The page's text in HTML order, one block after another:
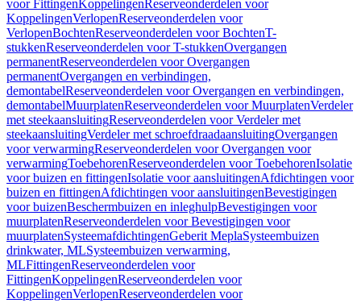
voor FittingenKoppelingenReserveonderdelen voor
KoppelingenVerlopenReserveonderdelen voor
VerlopenBochtenReserveonderdelen voor BochtenT-
stukkenReserveonderdelen voor T-stukkenOvergangen
permanentReserveonderdelen voor Overgangen
permanentOvergangen en verbindingen,
demontabelReserveonderdelen voor Overgangen en verbindingen,
demontabelMuurplatenReserveonderdelen voor MuurplatenVerdeler
met steekaansluitingReserveonderdelen voor Verdeler met
steekaansluitingVerdeler met schroefdraadaansluitingOvergangen
voor verwarmingReserveonderdelen voor Overgangen voor
verwarmingToebehorenReserveonderdelen voor ToebehorenIsolatie
voor buizen en fittingenIsolatie voor aansluitingenAfdichtingen voor
buizen en fittingenAfdichtingen voor aansluitingenBevestigingen
voor buizenBeschermbuizen en inleghulpBevestigingen voor
muurplatenReserveonderdelen voor Bevestigingen voor
muurplatenSysteemafdichtingenGeberit MeplaSysteembuizen
drinkwater, MLSysteembuizen verwarming,
MLFittingenReserveonderdelen voor
FittingenKoppelingenReserveonderdelen voor
KoppelingenVerlopenReserveonderdelen voor